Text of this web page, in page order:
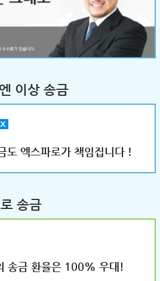
이상 송금
도 엑스파로가 책임집니다！
송금
송금 환율은 100% 우대!